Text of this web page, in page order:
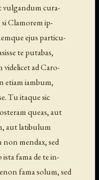
vulgandum cura-
Clamorem ip-
ejus particu-
te putabas,
videlicet ad Caro-
etiam iambum,
Tu itaque sic
queas, aut
aut latibulum
non mendax, sed
fama de te in-
fama solum, sed